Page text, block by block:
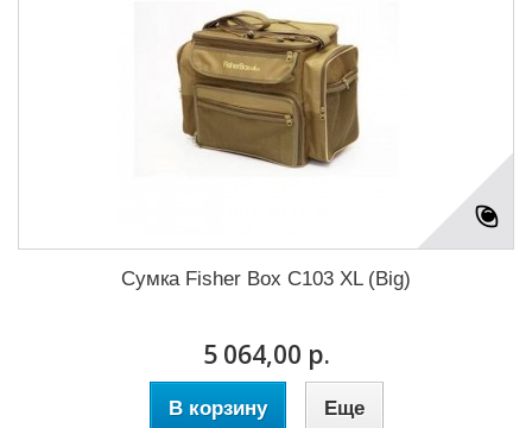
Сумка Fisher Box C103 XL (Big)
5 064,00 р.
В корзину Еще